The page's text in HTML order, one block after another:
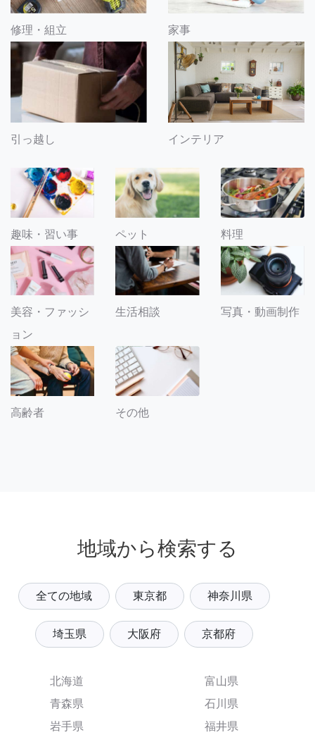
修理・組立 家事
引っ越し インテリア
趣味・習い事 ペット 料理
美容・ファッシ
ョン
生活相談 写真・動画制作
高齢者 その他
地域から検索する
全ての地域 東京都 神奈川県
埼玉県 大阪府 京都府
北海道
青森県
岩手県
富山県
石川県
福井県